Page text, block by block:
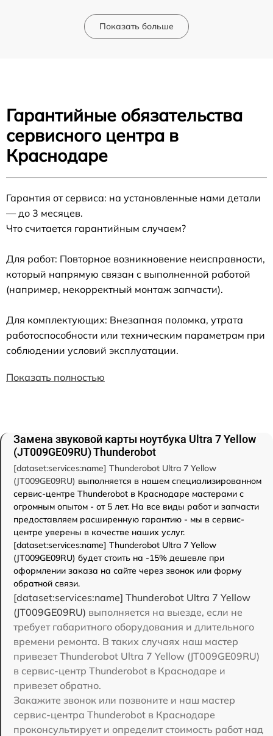
Показать больше
Гарантийные обязательства
сервисного центра в
Краснодаре
Гарантия от сервиса: на установленные нами детали
— до 3 месяцев.
Что считается гарантийным случаем?
Для работ: Повторное возникновение неисправности,
который напрямую связан с выполненной работой
(например, некорректный монтаж запчасти).
Для комплектующих: Внезапная поломка, утрата
работоспособности или техническим параметрам при
соблюдении условий эксплуатации.
Показать полностью
Замена звуковой карты ноутбука Ultra 7 Yellow
(JT009GE09RU) Thunderobot
[dataset:services:name] Thunderobot Ultra 7 Yellow
(JT009GE09RU) выполняется в нашем специализированном
сервис-центре Thunderobot в Краснодаре мастерами с
огромным опытом - от 5 лет. На все виды работ и запчасти
предоставляем расширенную гарантию - мы в сервис-
центре уверены в качестве наших услуг.
[dataset:services:name] Thunderobot Ultra 7 Yellow
(JT009GE09RU) будет стоить на -15% дешевле при
оформлении заказа на сайте через звонок или форму
обратной связи.
[dataset:services:name] Thunderobot Ultra 7 Yellow
(JT009GE09RU) выполняется на выезде, если не
требует габаритного оборудования и длительного
времени ремонта. В таких случаях наш мастер
привезет Thunderobot Ultra 7 Yellow (JT009GE09RU)
в сервис-центр Thunderobot в Краснодаре и
привезет обратно.
Закажите звонок или позвоните и наш мастер
сервис-центра Thunderobot в Краснодаре
проконсультирует и определит стоимость работ над